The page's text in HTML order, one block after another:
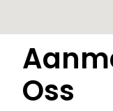
Oss